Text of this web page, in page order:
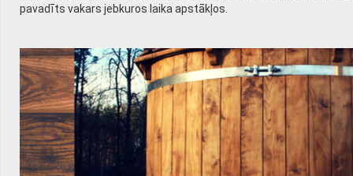
pavadīts vakars jebkuros laika apstākļos.